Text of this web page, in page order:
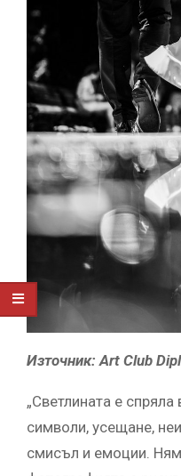
Източник: Art Club
„Светлината е
символи, усещане,
смисъл и емоции.